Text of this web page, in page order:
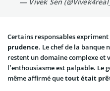
— Vivek Sen
Certains responsables
prudence. Le chef de la banque
restent un domaine complexe et
l’enthousiasme est palpable. Le
même affirmé quetout était